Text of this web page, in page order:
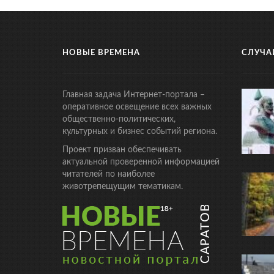
НОВЫЕ ВРЕМЕНА
Главная задача Интернет-портала –
оперативное освещение всех важных
общественно-политических,
культурных и бизнес событий региона.
Проект призван обеспечивать
актуальной проверенной информацией
читателей по наиболее
животрепещущим тематикам.